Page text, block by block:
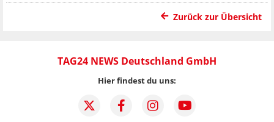
Zurück zur Übersicht
TAG24 NEWS Deutschland GmbH
Hier findest du uns: